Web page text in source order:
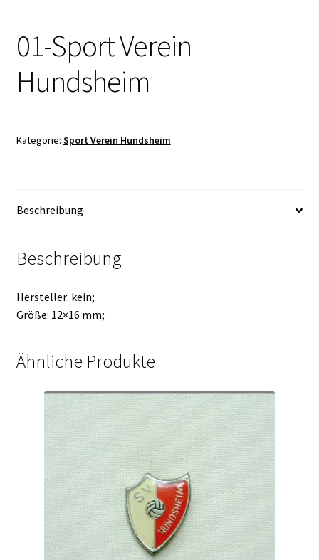
01-Sport Verein
Hundsheim
Kategorie: Sport Verein Hundsheim
Beschreibung
Beschreibung
Hersteller: kein;
Größe: 12×16 mm;
Ähnliche Produkte